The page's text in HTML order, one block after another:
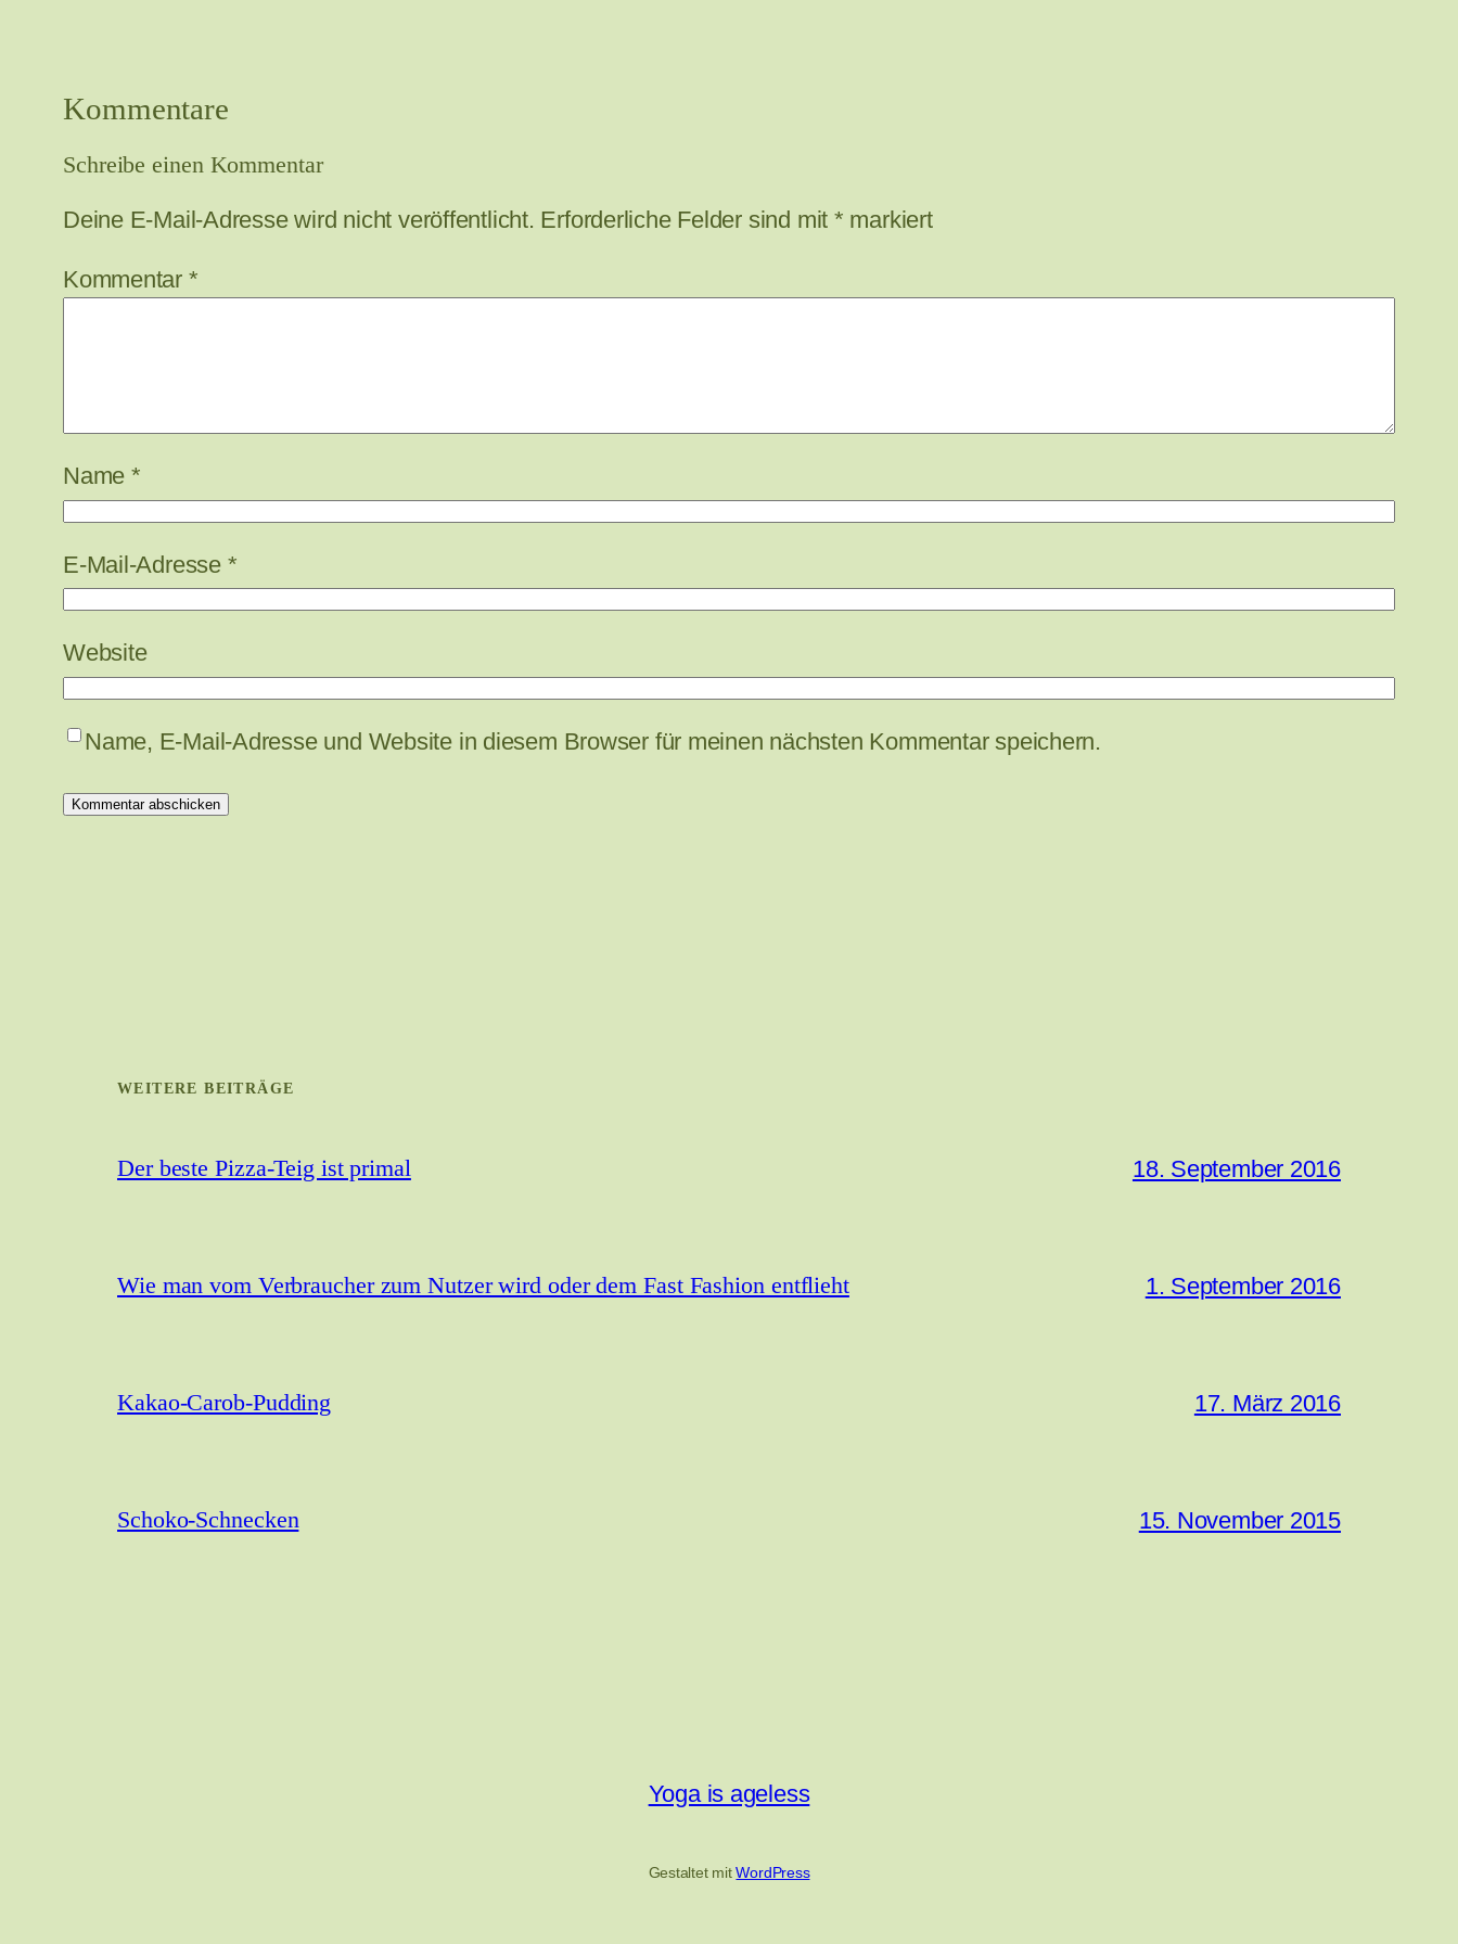
Kommentare
Schreibe einen Kommentar
Deine E-Mail-Adresse wird nicht veröffentlicht. Erforderliche Felder sind mit * markiert
Kommentar *
Name *
E-Mail-Adresse *
Website
Name, E-Mail-Adresse und Website in diesem Browser für meinen nächsten Kommentar speichern.
WEITERE BEITRÄGE
Der beste Pizza-Teig ist primal 18. September 2016
Wie man vom Verbraucher zum Nutzer wird oder dem Fast Fashion entflieht 1. September 2016
Kakao-Carob-Pudding 17. März 2016
Schoko-Schnecken 15. November 2015
Yoga is ageless
Gestaltet mitWordPress